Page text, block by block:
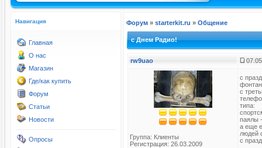
Навигация
Главная
О нас
Магазин
Где/как купить
Форум
Статьи
Новости
Опросы
Форум » starterkit.ru » Общение
с Днем Радио!
rw9uao
Группа: Клиенты
Регистрация: 26.03.2009
с
с
типа:
паялы
а еще
людей
с